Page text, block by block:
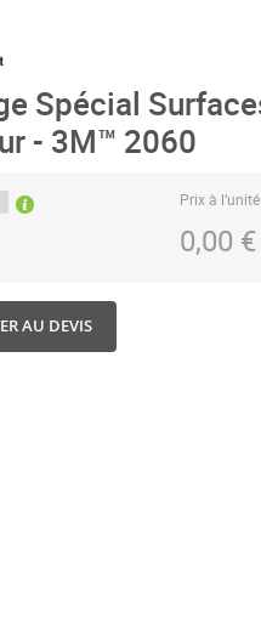
Spécial
- 3M™ 2060
Prix à l’unité
0,00 €
AU DEVIS